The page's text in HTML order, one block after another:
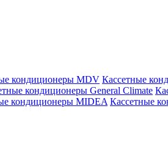
кондиционеры MDV Кассетные
кондиционеры General Climate
кондиционеры MIDEA Кассетные